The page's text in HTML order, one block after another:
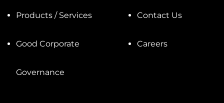
Products / Services
Good Corporate
Governance
Contact Us
Careers